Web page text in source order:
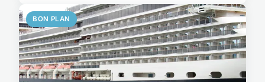
BON PLAN